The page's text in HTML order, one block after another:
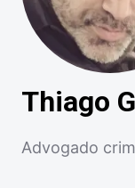
Thiago
Advogado